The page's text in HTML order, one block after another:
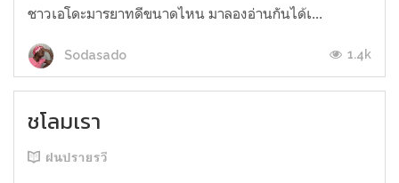
ชาวเอโดะมารยาทดีขนาดไหน มาลองอ่านกันได้เ...
Sodasado 1.4k
ชโลมเรา
ฝนปรายรวี